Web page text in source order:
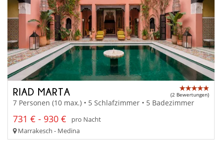
RIAD MARTA (2 Bewertungen)
7 Personen (10 max.) • 5 Schlafzimmer • 5 Badezimmer
731 € - 930 €
pro Nacht
Marrakesch - Medina